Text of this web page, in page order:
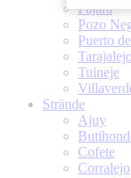
Pajara
Pozo
Puerto
Tarajalejo
Tuineje
Strände
Ajuy
Cofete
Corralejo